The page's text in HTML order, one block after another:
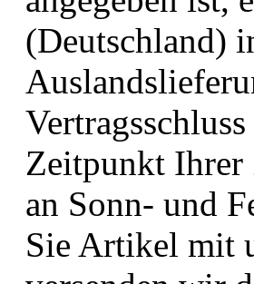
(Deutschland)
Zeitpunkt Ihrer
an Sonn- und
Sie Artikel mit